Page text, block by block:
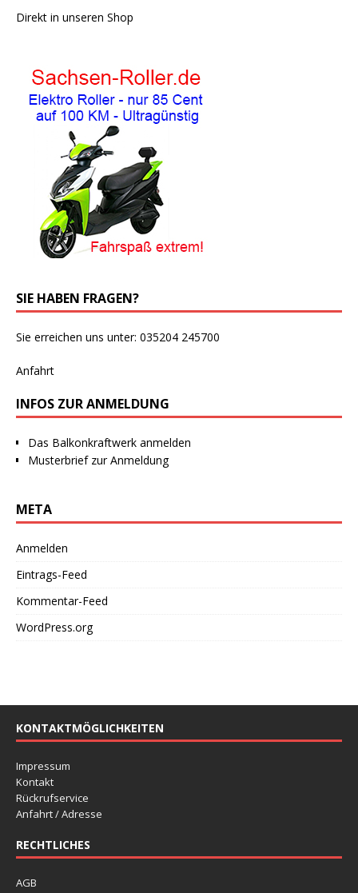
Direkt in unseren Shop
SIE HABEN FRAGEN?
Sie erreichen uns unter: 035204 245700
Anfahrt
INFOS ZUR ANMELDUNG
Das Balkonkraftwerk anmelden
Musterbrief zur Anmeldung
META
Anmelden
Eintrags-Feed
Kommentar-Feed
WordPress.org
KONTAKTMÖGLICHKEITEN
Impressum
Kontakt
Rückrufservice
Anfahrt / Adresse
RECHTLICHES
AGB